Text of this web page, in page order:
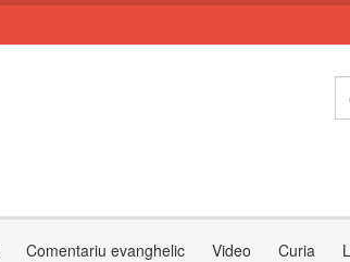
Comentariu evanghelic Video Curia